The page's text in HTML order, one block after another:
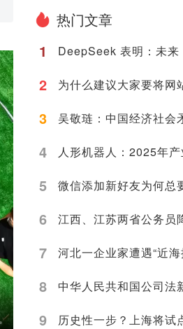
热门文章
1
2
3 吴敬琏：中国经济社会
4
5
6 江西、江苏两省公务员
7
8
9